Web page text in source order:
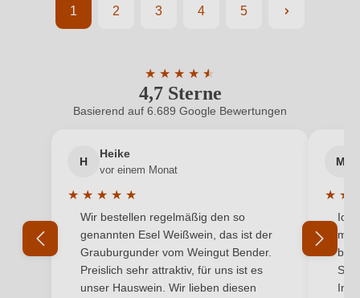
Seite
1
Seite
2
Seite
3
Seite
4
Seite
5
4,7 Sterne
★ ★ ★ ★ ★
★
Durchschnittliche Bewertung von 4.7
Basierend auf 6.689 Google Bewertungen
H
Heike
vor einem Monat
★ ★ ★ ★ ★
Durchschnittliche Bewertung von 5 von 5 Sternen
Wir bestellen regelmäßig den so
genannten Esel Weißwein, das ist der
Grauburgunder vom Weingut Bender.
Preislich sehr attraktiv, für uns ist es
unser Hauswein. Wir lieben diesen
M
★ ★
Ich
mit